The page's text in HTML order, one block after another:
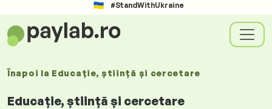
#StandWithUkraine
Înapoi la Educație, știință și cercetare
Educație, știință și cercetare